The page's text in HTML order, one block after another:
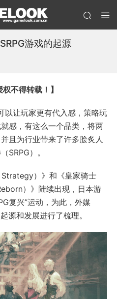
游戏的起源
不得转载！】
让玩家更有代入感，策略玩
感，有这么一个品类，将两
且为行业带来了许多脍炙人
SRPG）。
）》和《皇家骑士
）》陆续出现，日本游
复兴”运动，为此，外媒
源和发展进行了梳理。